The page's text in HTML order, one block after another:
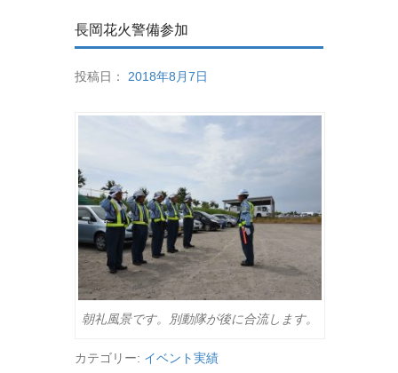
長岡花火警備参加
投稿日： 2018年8月7日
朝礼風景です。別動隊が後に合流します。
カテゴリー: イベント実績